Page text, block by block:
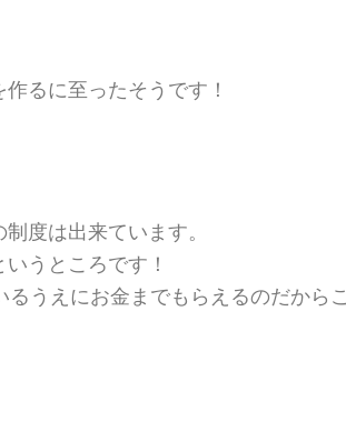
るに至ったそうです！
度は出来ています。
うところです！
うえにお金までもらえるのだから